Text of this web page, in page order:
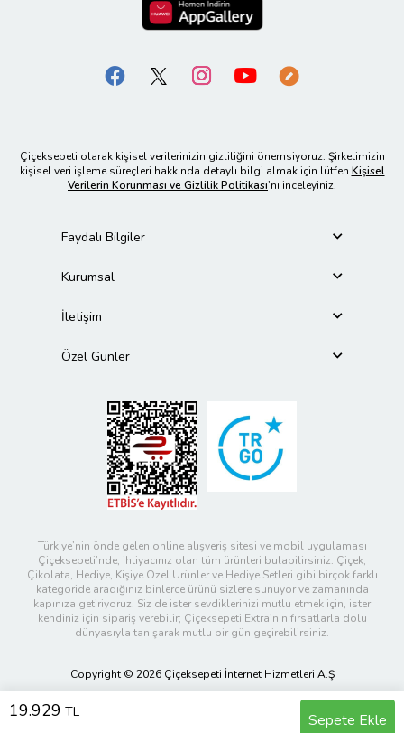
19.929 TL Sepete Ekle
Çiçeksepeti olarak kişisel verilerinizin gizliliğini önemsiyoruz. Şirketimizin
kişisel veri işleme süreçleri hakkında detaylı bilgi almak için lütfen Kişisel
Verilerin Korunması ve Gizlilik Politikası’nı inceleyiniz.
Faydalı Bilgiler
Kurumsal
İletişim
Özel Günler
Türkiye’nin önde gelen online alışveriş sitesi ve mobil uygulaması
Çiçeksepeti’nde, ihtiyacınız olan tüm ürünleri bulabilirsiniz. Çiçek,
Çikolata, Hediye, Kişiye Özel Ürünler ve Hediye Setleri gibi birçok farklı
kategoride aradığınız binlerce ürünü sizlere sunuyor ve zamanında
kapınıza getiriyoruz! Siz de ister sevdiklerinizi mutlu etmek için, ister
kendiniz için sipariş verebilir; Çiçeksepeti Extra’nın fırsatlarla dolu
dünyasıyla tanışarak mutlu bir gün geçirebilirsiniz.
Copyright © 2026 Çiçeksepeti İnternet Hizmetleri A.Ş